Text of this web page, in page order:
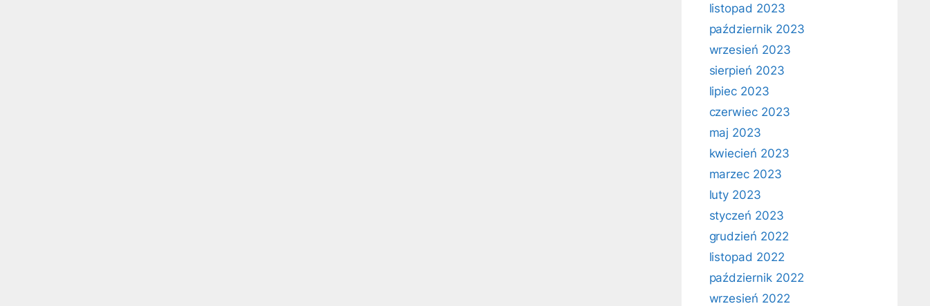
listopad 2023
październik 2023
wrzesień 2023
sierpień 2023
lipiec 2023
czerwiec 2023
maj 2023
kwiecień 2023
marzec 2023
luty 2023
styczeń 2023
grudzień 2022
listopad 2022
październik 2022
wrzesień 2022